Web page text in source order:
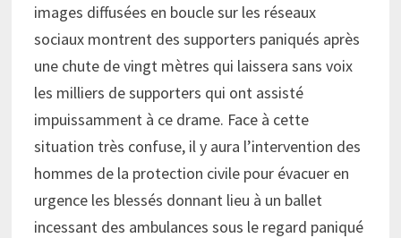
images diffusées en boucle sur les réseaux
sociaux montrent des supporters paniqués après
une chute de vingt mètres qui laissera sans voix
les milliers de supporters qui ont assisté
impuissamment à ce drame. Face à cette
situation très confuse, il y aura l’intervention des
hommes de la protection civile pour évacuer en
urgence les blessés donnant lieu à un ballet
incessant des ambulances sous le regard paniqué